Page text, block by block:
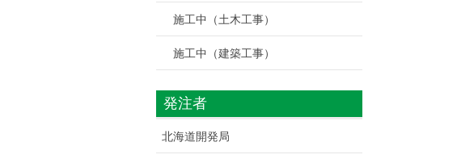
施工中（土木工事）
施工中（建築工事）
発注者
北海道開発局